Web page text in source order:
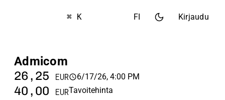
⌘ K FI Kirjaudu
Admicom
26,25 EUR 6/17/26, 4:00 PM
40,00 EURTavoitehinta